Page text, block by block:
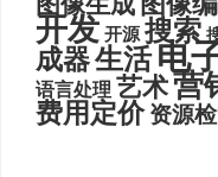
开发 开源 搜索
成器生活电
语言处理 艺术营
费用定价 资源